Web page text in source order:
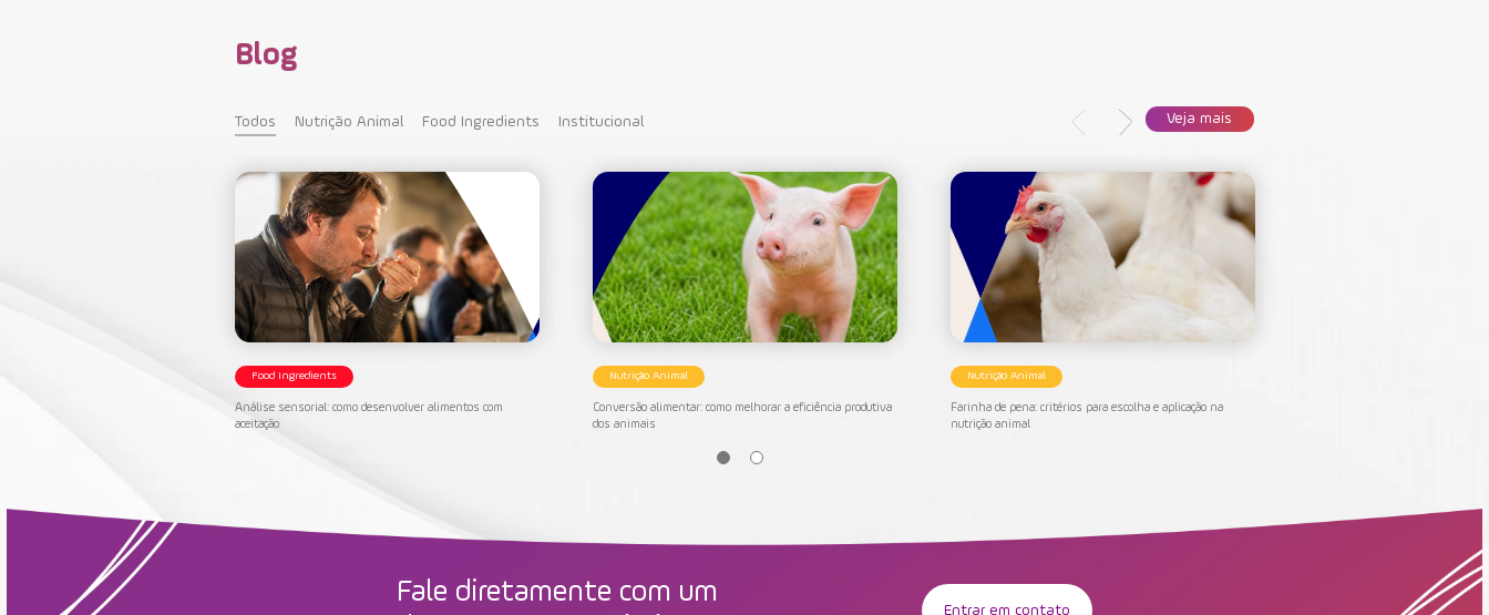
Blog
Todos Nutrição Animal Food Ingredients Institucional Veja mais
Food Ingredients
Análise sensorial: como desenvolver alimentos com
aceitação
Nutrição Animal
Conversão alimentar: como melhorar a eficiência produtiva
dos animais
Nutrição Animal
Farinha de pena: critérios para escolha e aplicação na
nutrição animal
Fale diretamente com um
Entrar em contato